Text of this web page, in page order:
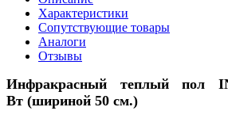
Характеристики
Сопутствующие товары
Аналоги
Отзывы
Инфракрасный теплый пол
Вт (шириной 50 см.)